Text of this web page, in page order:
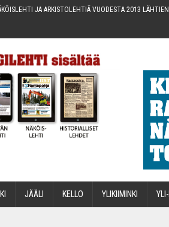
JA ARKIS­TO­LEH­TIÄ VUO­DES­TA 2013 LÄHTIEN
JÄÄ­LI KEL­LO YLI­KII­MIN­KI YLI-II